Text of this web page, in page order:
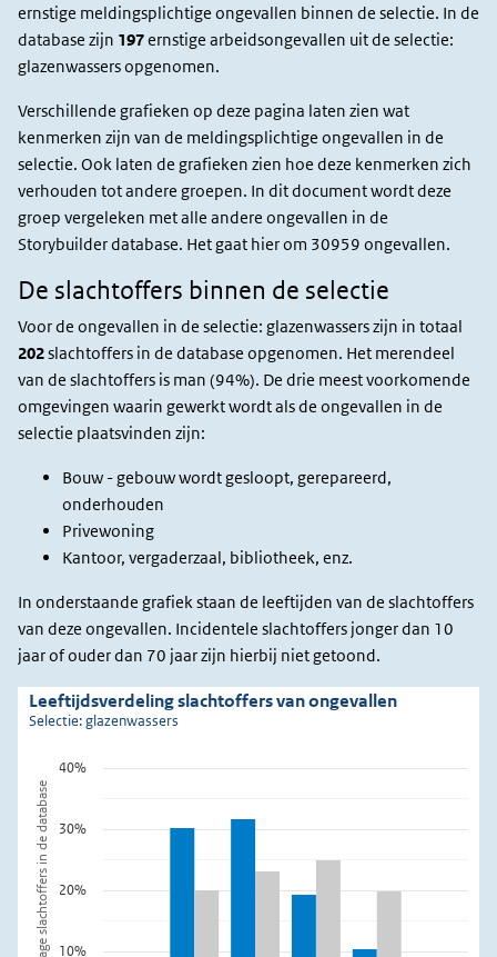
ernstige meldingsplichtige ongevallen binnen de selectie. In de
database zijn 197ernstige arbeidsongevallen uit de selectie:
glazenwassers opgenomen.
Verschillende grafieken op deze pagina laten zien wat
kenmerken zijn van de meldingsplichtige ongevallen in de
selectie. Ook laten de grafieken zien hoe deze kenmerken zich
verhouden tot andere groepen. In dit document wordt deze
groep vergeleken met alle andere ongevallen in de
Storybuilder database. Het gaat hier om 30959 ongevallen.
De slachtoffers binnen de selectie
Voor de ongevallen in de selectie: glazenwassers zijn in totaal
202slachtoffers in de database opgenomen. Het merendeel
van de slachtoffers is man (94%). De drie meest voorkomende
omgevingen waarin gewerkt wordt als de ongevallen in de
selectie plaatsvinden zijn:
Bouw - gebouw wordt gesloopt, gerepareerd,
onderhouden
Privewoning
Kantoor, vergaderzaal, bibliotheek, enz.
In onderstaande grafiek staan de leeftijden van de slachtoffers
van deze ongevallen. Incidentele slachtoffers jonger dan 10
jaar of ouder dan 70 jaar zijn hierbij niet getoond.